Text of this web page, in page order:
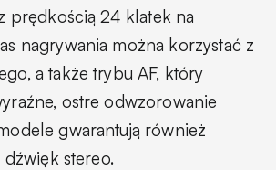
prędkością 24 klatek na
nagrywania można korzystać z
a także trybu AF, który
ostre odwzorowanie
gwarantują również
stereo.